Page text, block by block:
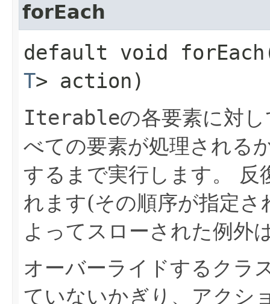
forEach
default void
T> action)
Iterableの各要素に対
べての要素が処理される
するまで実行します。
反
れます(その順序が指定さ
よってスローされた例外
オーバーライドするクラ
ていないかぎり、アクシ